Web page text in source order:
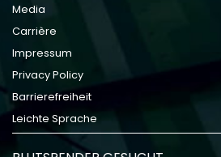
Media
Carrière
Impressum
Privacy Policy
Barrierefreiheit
Leichte Sprache